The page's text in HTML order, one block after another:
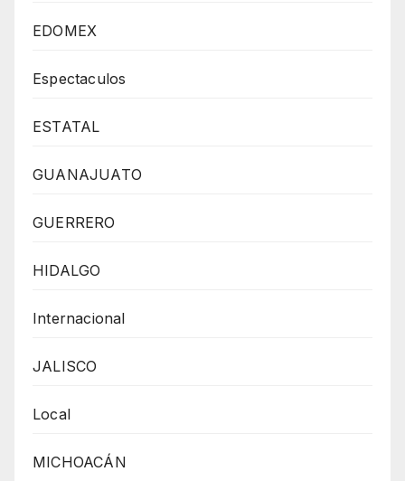
EDOMEX
Espectaculos
ESTATAL
GUANAJUATO
GUERRERO
HIDALGO
Internacional
JALISCO
Local
MICHOACÁN